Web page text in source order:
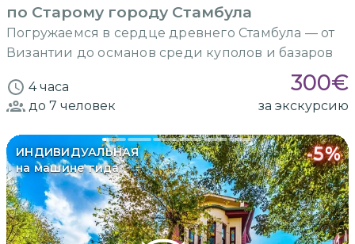
по Старому городу Стамбула
Погружаемся в сердце древнего Стамбула — от
Византии до османов среди куполов и базаров
4 часа 300€
до 7 человек за экскурсию
ИНДИВИДУАЛЬНАЯ
на машине гида
-5%